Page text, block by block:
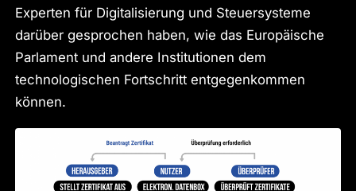
Experten für Digitalisierung und Steuersysteme
darüber gesprochen haben, wie das Europäische
Parlament und andere Institutionen dem
technologischen Fortschritt entgegenkommen
können.